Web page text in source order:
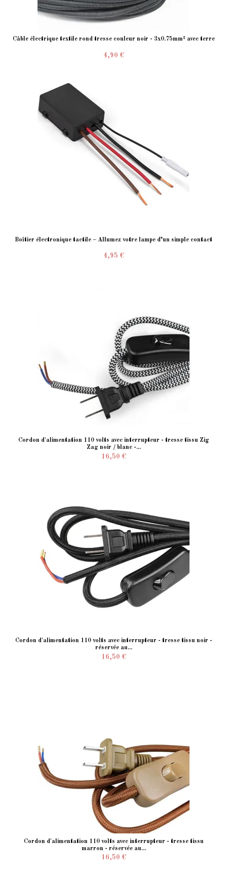
Câble électrique textile rond tresse couleur noir - 3x0.75mm² avec terre
4,90 €
Boîtier électronique tactile – Allumez votre lampe d’un simple contact
4,95 €
Cordon d'alimentation 110 volts avec interrupteur - tresse tissu Zig
Zag noir / blanc -...
16,50 €
Cordon d'alimentation 110 volts avec interrupteur - tresse tissu noir -
réservée au...
16,50 €
Cordon d'alimentation 110 volts avec interrupteur - tresse tissu
marron - réservée au...
16,50 €